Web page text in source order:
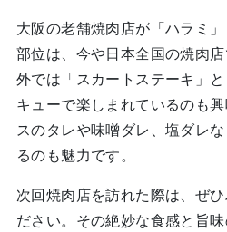
大阪の老舗焼肉店が「ハラミ
部位は、今や日本全国の焼肉
外では「スカートステーキ」
キューで楽しまれているのも
スのタレや味噌ダレ、塩ダレ
るのも魅力です。
次回焼肉店を訪れた際は、ぜ
ださい。その絶妙な食感と旨